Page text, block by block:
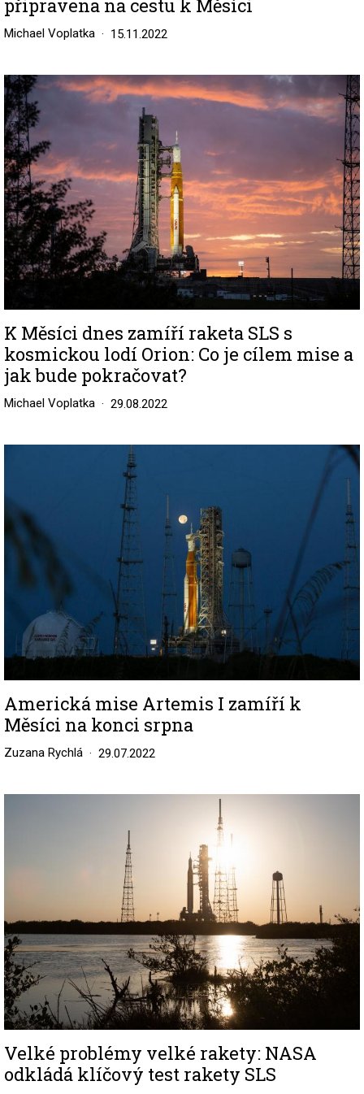
připravena na cestu k Měsíci
Michael Voplatka 15.11.2022
Image
K Měsíci dnes zamíří raketa SLS s
kosmickou lodí Orion: Co je cílem mise a
jak bude pokračovat?
Michael Voplatka 29.08.2022
Americká mise Artemis I zamíří k
Měsíci na konci srpna
Zuzana Rychlá 29.07.2022
Velké problémy velké rakety: NASA
odkládá klíčový test rakety SLS